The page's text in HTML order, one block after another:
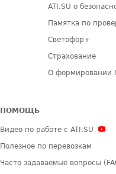
ATI.SU о
Памятка по
Светофор+
Страхование
О формировании
ПОМОЩЬ
Видео по работе с ATI.SU
Полезное по перевозкам
Часто задаваемые вопросы